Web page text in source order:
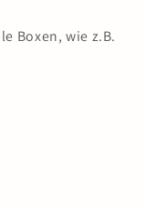
Boxen, wie z.B.